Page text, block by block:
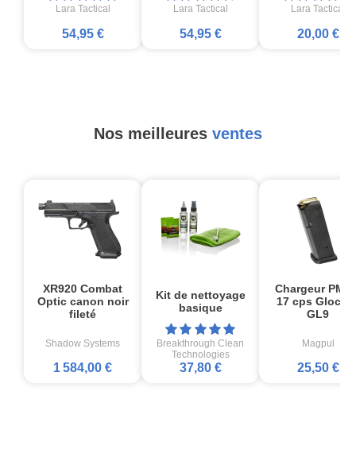
Lara Tactical
54,95 €
Lara Tactical
54,95 €
Lara Tactical
20,00 €
Nos meilleures ventes
XR920 Combat
Optic canon noir
fileté
Shadow Systems
1 584,00 €
Kit de nettoyage
basique
Breakthrough Clean
Technologies
37,80 €
Chargeur
17 cps
GL9
Magpul
25,50 €